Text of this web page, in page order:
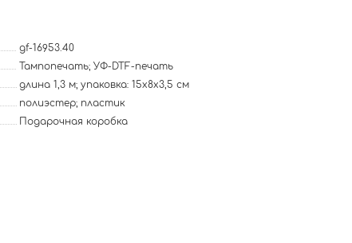
gf-16953.40
Тампопечать; УФ-DTF-печать
длина 1,3 м; упаковка: 15x8x3,5 см
полиэстер; пластик
Подарочная коробка